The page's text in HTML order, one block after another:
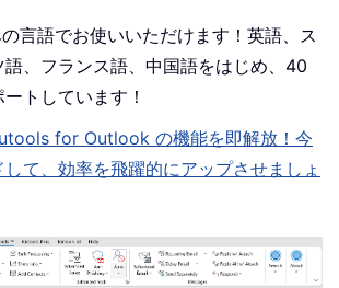
言語でお使いいただけます！英語、ス
、フランス語、中国語をはじめ、40
トしています！
for Outlook の機能を即解放！今
て、効率を飛躍的にアップさせましょ